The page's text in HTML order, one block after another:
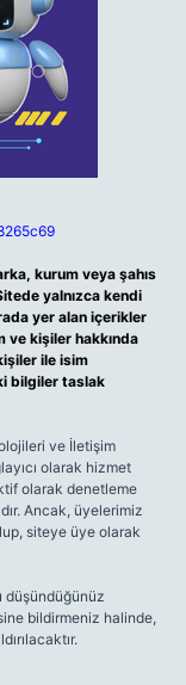
kurum veya şahıs
yalnızca kendi
yer alan içerikler
ve kişiler hakkında
ile isim
bilgiler taslak
ve İletişim
olarak hizmet
olarak denetleme
Ancak, üyelerimiz
siteye üye olarak
düşündüğünüz
bildirmeniz halinde,